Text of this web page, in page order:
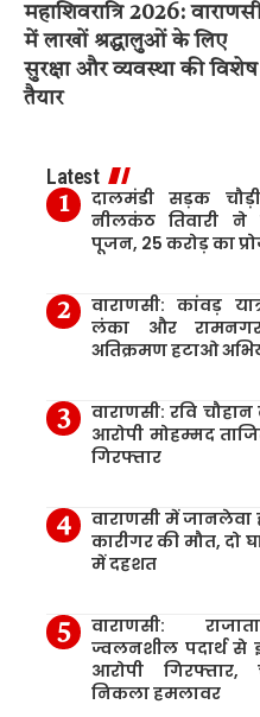
महाशिवरात्रि 2026:
में लाखों श्रद्धालुओं के लिए
सुरक्षा और व्यवस्था की विशेष
तैयार
Latest
दालमंडी सड़क
नीलकंठ तिवारी ने
पूजन, 25 करोड़ का
वाराणसी: कांवड़
लंका और
अतिक्रमण हटाओ
वाराणसी: रवि
आरोपी मोहम्मद
गिरफ्तार
वाराणसी में जानलेवा
कारीगर की मौत, दो
में दहशत
वाराणसी:
ज्वलनशील पदार्थ
आरोपी गिरफ्तार,
निकला हमलावर